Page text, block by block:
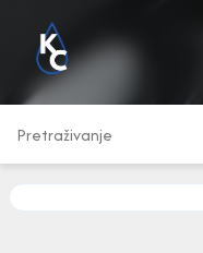
Pogledaj sve